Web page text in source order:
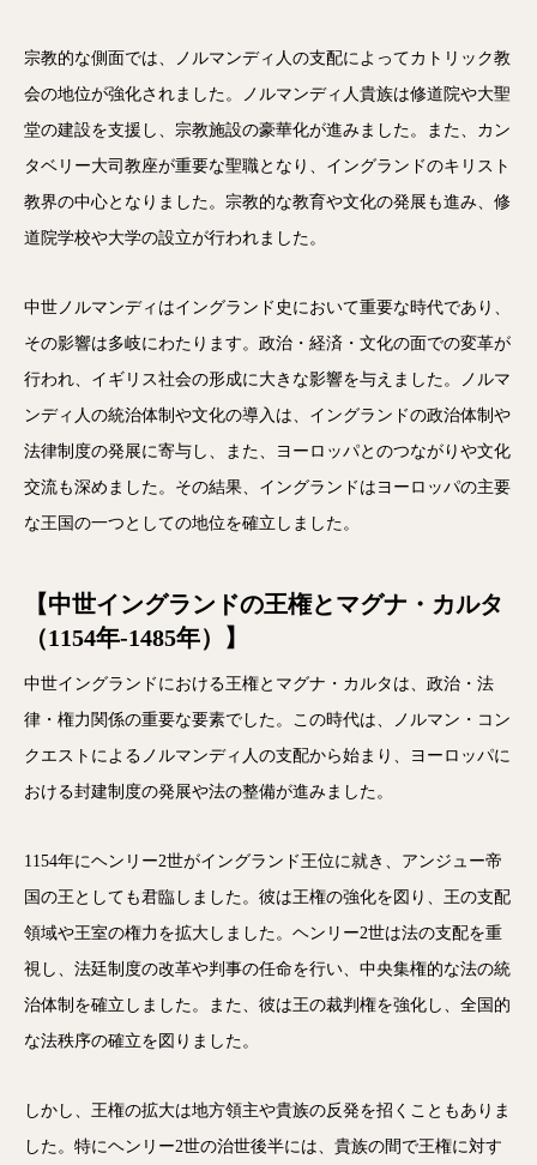
宗教的な側面では、ノルマンディ人の支配によってカトリック教
会の地位が強化されました。ノルマンディ人貴族は修道院や大聖
堂の建設を支援し、宗教施設の豪華化が進みました。また、カン
タベリー大司教座が重要な聖職となり、イングランドのキリスト
教界の中心となりました。宗教的な教育や文化の発展も進み、修
道院学校や大学の設立が行われました。
中世ノルマンディはイングランド史において重要な時代であり、
その影響は多岐にわたります。政治・経済・文化の面での変革が
行われ、イギリス社会の形成に大きな影響を与えました。ノルマ
ンディ人の統治体制や文化の導入は、イングランドの政治体制や
法律制度の発展に寄与し、また、ヨーロッパとのつながりや文化
交流も深めました。その結果、イングランドはヨーロッパの主要
な王国の一つとしての地位を確立しました。
【中世イングランドの王権とマグナ・カルタ
（1154年-1485年）】
中世イングランドにおける王権とマグナ・カルタは、政治・法
律・権力関係の重要な要素でした。この時代は、ノルマン・コン
クエストによるノルマンディ人の支配から始まり、ヨーロッパに
おける封建制度の発展や法の整備が進みました。
1154年にヘンリー2世がイングランド王位に就き、アンジュー帝
国の王としても君臨しました。彼は王権の強化を図り、王の支配
領域や王室の権力を拡大しました。ヘンリー2世は法の支配を重
視し、法廷制度の改革や判事の任命を行い、中央集権的な法の統
治体制を確立しました。また、彼は王の裁判権を強化し、全国的
な法秩序の確立を図りました。
しかし、王権の拡大は地方領主や貴族の反発を招くこともありま
した。特にヘンリー2世の治世後半には、貴族の間で王権に対す